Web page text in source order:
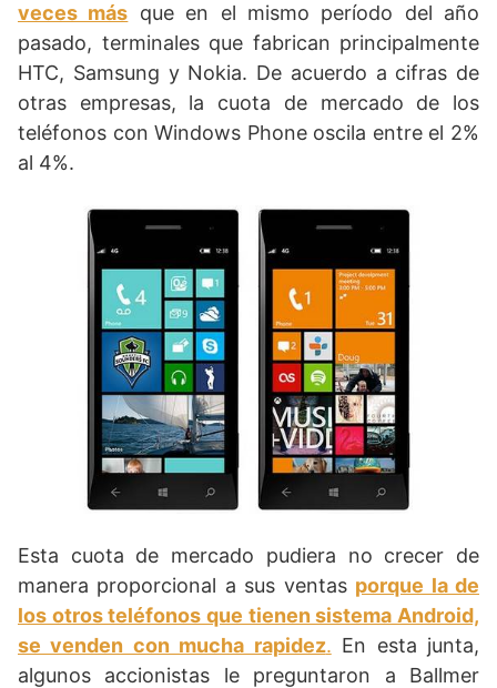
veces más que en el mismo período del año
pasado, terminales que fabrican principalmente
HTC, Samsung y Nokia. De acuerdo a cifras de
otras empresas, la cuota de mercado de los
teléfonos con Windows Phone oscila entre el 2%
al 4%.
Esta cuota de mercado pudiera no crecer de
manera proporcional a sus ventas porque la de
los otros teléfonos que tienen sistema Android,
se venden con mucha rapidez. En esta junta,
algunos accionistas le preguntaron a Ballmer